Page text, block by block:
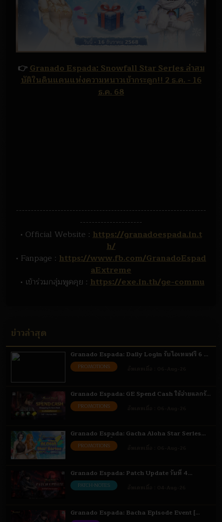
👉Granado Espada: Snowfall Star Series ล่าสม
บัติในดินแดนแห่งความหนาวเข้ากระดูก!! 2 ธ.ค. - 16
ธ.ค. 68
----------------------------------------------------------------
---------------------
• Official Website : https://granadoespada.in.t
h/
• Fanpage : https://www.fb.com/GranadoEspad
aExtreme
• เข้าร่วมกลุ่มพูดคุย : https://exe.in.th/ge-commu
ข่าวล่าสุด
Granado Espada: Daily Login รับไอเทมฟรี 6 -
31 ส.ค. 69
PROMOTIONS
Granado Espada: GE Spend Cash ใช้จ่ายแลกรับ
ไอเทม 6 ส.ค. - 1 ก.ย. 69
PROMOTIONS
Granado Espada: Gacha Aloha Star Series
เติมเงินรับสิทธิ์สุ่มไอเทม 6 - 18 ส.ค. 69
PROMOTIONS
Granado Espada: Patch Update วันที่ 4
สิงหาคม 2569 Highlight
PATCH-NOTES
Granado Espada: Bacha Episode Event [